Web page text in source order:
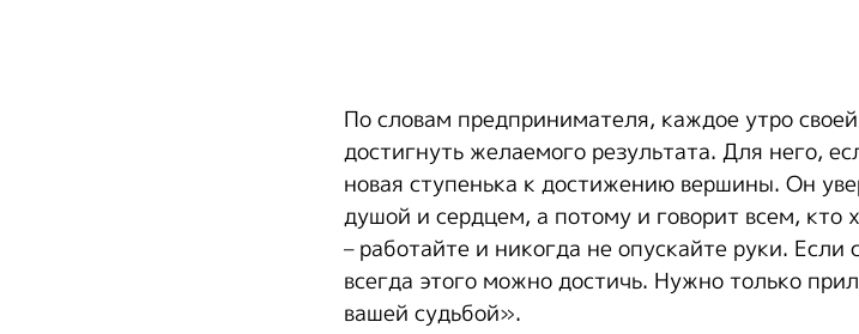
По словам предпринимателя, каждое утро
достигнуть желаемого результата. Для него,
новая ступенька к достижению вершины. Он
душой и сердцем, а потому и говорит всем, кто
– работайте и никогда не опускайте руки. Если
всегда этого можно достичь. Нужно только
вашей судьбой».